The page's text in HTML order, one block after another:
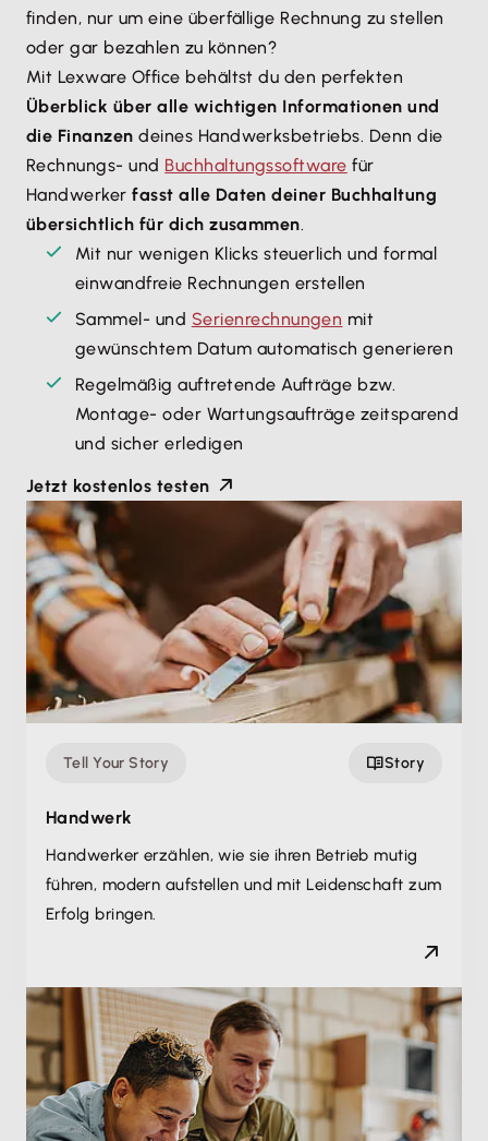
finden, nur um eine überfällige Rechnung zu stellen
oder gar bezahlen zu können?
Mit Lexware Office behältst du den perfekten
Überblick über alle wichtigen Informationen und
die Finanzendeines Handwerksbetriebs. Denn die
Rechnungs- und Buchhaltungssoftware für
Handwerkerfasst alle Daten deiner Buchhaltung
übersichtlich für dich zusammen.
Mit nur wenigen Klicks steuerlich und formal
einwandfreie Rechnungen erstellen
Sammel- und Serienrechnungen mit
gewünschtem Datum automatisch generieren
Regelmäßig auftretende Aufträge bzw.
Montage- oder Wartungsaufträge zeitsparend
und sicher erledigen
Jetzt kostenlos testen
Tell Your Story Story
Handwerk
Handwerker erzählen, wie sie ihren Betrieb mutig
führen, modern aufstellen und mit Leidenschaft zum
Erfolg bringen.